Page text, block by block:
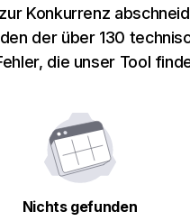
Konkurrenz
der über 130
die unser Tool
Nichts gefunden